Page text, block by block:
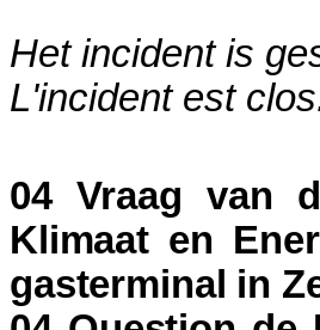
Het incident is
L'incident est
04 Vraag van
Klimaat en
gasterminal in